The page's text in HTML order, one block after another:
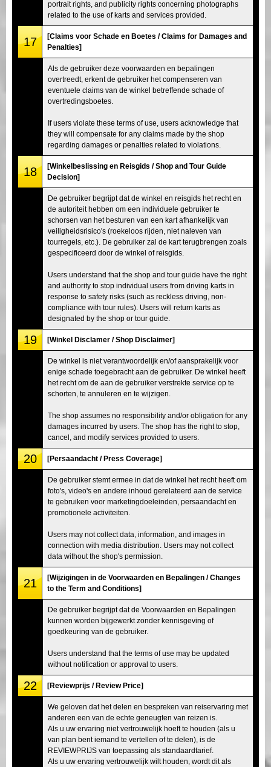
portrait rights, and publicity rights concerning photographs
related to the use of karts and services provided.
17
[Claims voor Schade en Boetes / Claims for Damages and
Penalties]
Als de gebruiker deze voorwaarden en bepalingen
overtreedt, erkent de gebruiker het compenseren van
eventuele claims van de winkel betreffende schade of
overtredingsboetes.
If users violate these terms of use, users acknowledge that
they will compensate for any claims made by the shop
regarding damages or penalties related to violations.
18
[Winkelbeslissing en Reisgids / Shop and Tour Guide
Decision]
De gebruiker begrijpt dat de winkel en reisgids het recht en
de autoriteit hebben om een individuele gebruiker te
schorsen van het besturen van een kart afhankelijk van
veiligheidsrisico's (roekeloos rijden, niet naleven van
tourregels, etc.). De gebruiker zal de kart terugbrengen zoals
gespecificeerd door de winkel of reisgids.
Users understand that the shop and tour guide have the right
and authority to stop individual users from driving karts in
response to safety risks (such as reckless driving, non-
compliance with tour rules). Users will return karts as
designated by the shop or tour guide.
19 [Winkel Disclamer / Shop Disclaimer]
De winkel is niet verantwoordelijk en/of aansprakelijk voor
enige schade toegebracht aan de gebruiker. De winkel heeft
het recht om de aan de gebruiker verstrekte service op te
schorten, te annuleren en te wijzigen.
The shop assumes no responsibility and/or obligation for any
damages incurred by users. The shop has the right to stop,
cancel, and modify services provided to users.
20 [Persaandacht / Press Coverage]
De gebruiker stemt ermee in dat de winkel het recht heeft om
foto's, video's en andere inhoud gerelateerd aan de service
te gebruiken voor marketingdoeleinden, persaandacht en
promotionele activiteiten.
Users may not collect data, information, and images in
connection with media distribution. Users may not collect
data without the shop's permission.
21
[Wijzigingen in de Voorwaarden en Bepalingen / Changes
to the Term and Conditions]
De gebruiker begrijpt dat de Voorwaarden en Bepalingen
kunnen worden bijgewerkt zonder kennisgeving of
goedkeuring van de gebruiker.
Users understand that the terms of use may be updated
without notification or approval to users.
22 [Reviewprijs / Review Price]
We geloven dat het delen en bespreken van reiservaring met
anderen een van de echte geneugten van reizen is.
Als u uw ervaring niet vertrouwelijk hoeft te houden (als u
van plan bent iemand te vertellen of te delen), is de
REVIEWPRIJS van toepassing als standaardtarief.
Als u uw ervaring vertrouwelijk wilt houden, wordt dit als